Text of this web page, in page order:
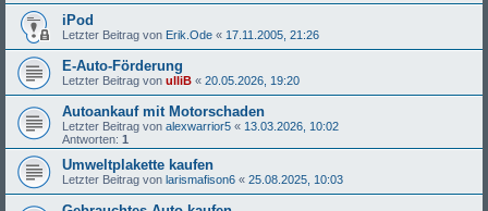
iPod
Letzter Beitrag von Erik.Ode « 17.11.2005, 21:26
E-Auto-Förderung
Letzter Beitrag von ulliB « 20.05.2026, 19:20
Autoankauf mit Motorschaden
Letzter Beitrag von alexwarrior5 « 13.03.2026, 10:02
Antworten: 1
Umweltplakette kaufen
Letzter Beitrag von larismafison6 « 25.08.2025, 10:03